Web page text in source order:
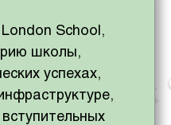
School,
школы,
успехах,